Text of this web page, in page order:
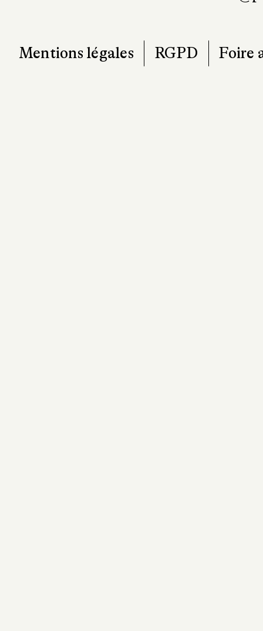
Mentions légales RGPD Foire